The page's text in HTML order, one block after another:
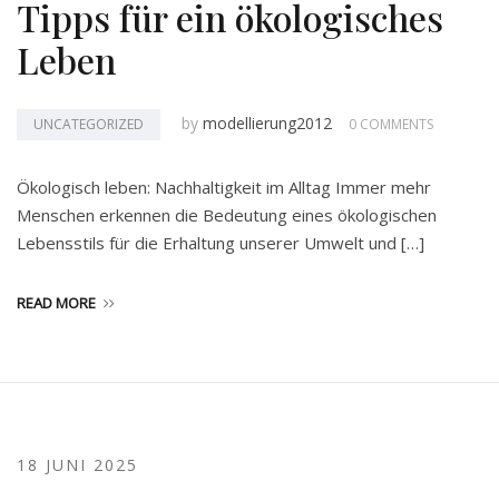
Tipps für ein ökologisches
Leben
UNCATEGORIZED by modellierung2012 0 COMMENTS
Ökologisch leben: Nachhaltigkeit im Alltag Immer mehr
Menschen erkennen die Bedeutung eines ökologischen
Lebensstils für die Erhaltung unserer Umwelt und […]
READ MORE
18 JUNI 2025